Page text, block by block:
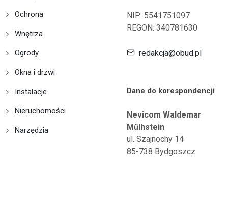
Ochrona
Wnętrza
Ogrody
Okna i drzwi
Instalacje
Nieruchomości
Narzędzia
NIP: 5541751097
REGON: 340781630
redakcja@obud.pl
Dane do korespondencji
Nevicom Waldemar
Műlhstein
ul. Szajnochy 14
85-738 Bydgoszcz